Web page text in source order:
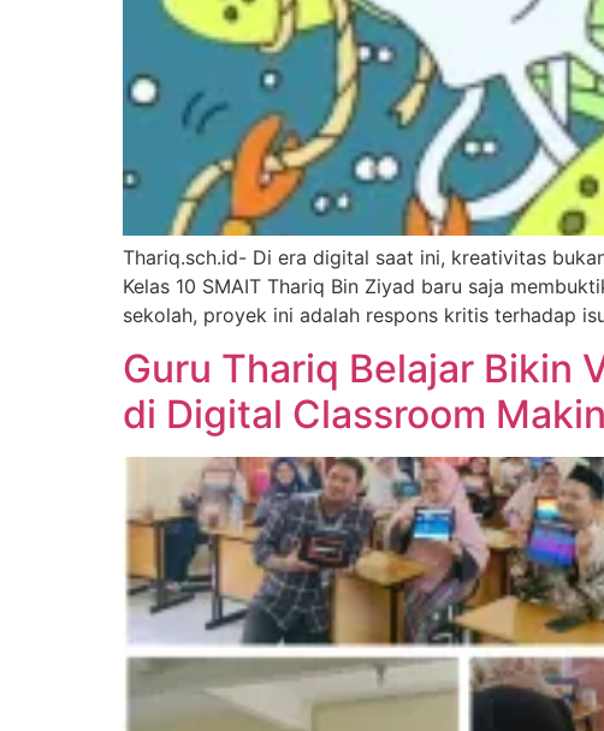
Thariq.sch.id- Di era digital saat ini, kreativitas
Kelas 10 SMAIT Thariq Bin Ziyad baru saja
sekolah, proyek ini adalah respons kritis terhadap
Guru Thariq Belajar Bikin
di Digital Classroom